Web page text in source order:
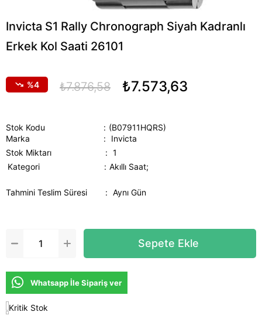
Invicta S1 Rally Chronograph Siyah Kadranlı
Erkek Kol Saati 26101
4 ₺7.876,58 ₺7.573,63
Stok Kodu
(B07911HQRS)
Marka
:
Invicta
Stok Miktarı
: 1
Kategori
Akıllı Saat;
Tahmini Teslim Süresi : Aynı Gün
Whatsapp İle Sipariş ver
Kritik Stok